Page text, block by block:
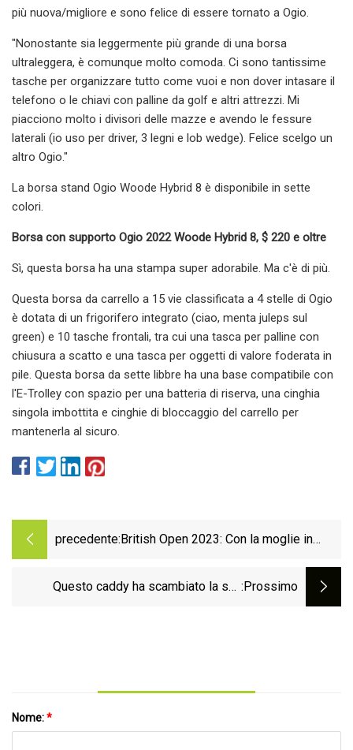
più nuova/migliore e sono felice di essere tornato a Ogio.
"Nonostante sia leggermente più grande di una borsa
ultraleggera, è comunque molto comoda. Ci sono tantissime
tasche per organizzare tutto come vuoi e non dover intasare il
telefono o le chiavi con palline da golf e altri attrezzi. Mi
piacciono molto i divisori delle mazze e avendo le fessure
laterali (io uso per driver, 3 legni e lob wedge). Felice scelgo un
altro Ogio."
La borsa stand Ogio Woode Hybrid 8 è disponibile in sette
colori.
Borsa con supporto Ogio 2022 Woode Hybrid 8, $ 220 e oltre
Sì, questa borsa ha una stampa super adorabile. Ma c'è di più.
Questa borsa da carrello a 15 vie classificata a 4 stelle di Ogio
è dotata di un frigorifero integrato (ciao, menta juleps sul
green) e 10 tasche frontali, tra cui una tasca per palline con
chiusura a scatto e una tasca per oggetti di valore foderata in
pile. Questa borsa da sette libbre ha una base compatibile con
l'E-Trolley con spazio per una batteria di riserva, una cinghia
singola imbottita e cinghie di bloccaggio del carrello per
mantenerla al sicuro.
precedente: British Open 2023: Con la moglie in
dell'Open dopo problemi di viaggio
Questo caddy ha scambiato la sua :Prossimo
Nome:*